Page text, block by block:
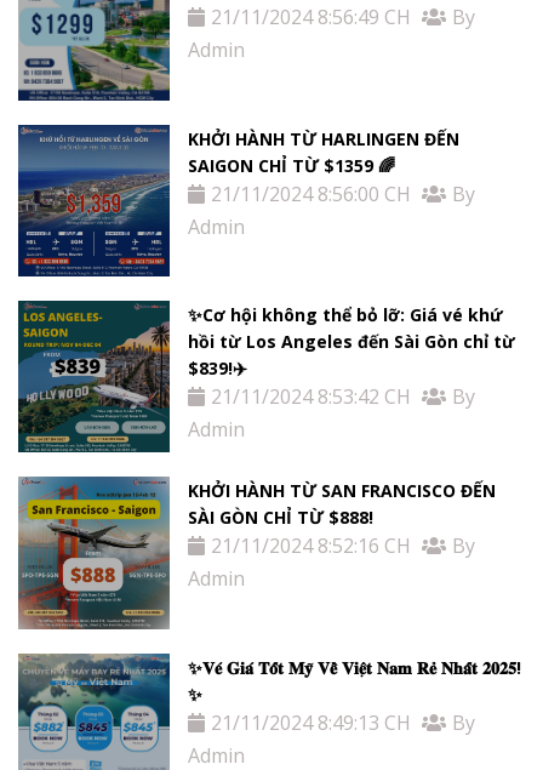
21/11/2024 8:56:49 CH
By
Admin
KHỞI HÀNH TỪ HARLINGEN ĐẾN
SAIGON CHỈ TỪ $1359 🌈
21/11/2024 8:56:00 CH
By
Admin
✨Cơ hội không thể bỏ lỡ: Giá vé khứ
hồi từ Los Angeles đến Sài Gòn chỉ từ
$839!✈️
21/11/2024 8:53:42 CH
By
Admin
KHỞI HÀNH TỪ SAN FRANCISCO ĐẾN
SÀI GÒN CHỈ TỪ $888!
21/11/2024 8:52:16 CH
By
Admin
✨𝐕𝐞́ 𝐆𝐢𝐚́ 𝐓𝐨̂́𝐭 𝐌𝐲̃ 𝐕𝐞̂̀ 𝐕𝐢𝐞̣̂𝐭 𝐍𝐚𝐦 𝐑𝐞̉ 𝐍𝐡𝐚̂́𝐭 𝟐𝟎𝟐𝟓!
✨
21/11/2024 8:49:13 CH
By
Admin